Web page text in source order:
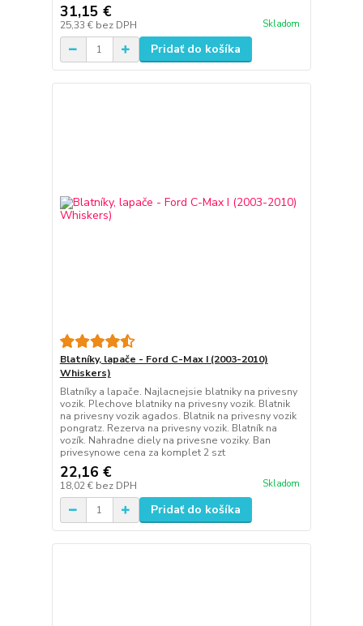
31,15 €
25,33 € bez DPH Skladom
Pridať do košíka
Blatníky, lapače - Ford C-Max I (2003-2010)
Whiskers)
Blatníky a lapače. Najlacnejsie blatniky na privesny
vozik. Plechove blatniky na privesny vozik. Blatnik
na privesny vozik agados. Blatnik na privesny vozik
pongratz. Rezerva na privesny vozik. Blatník na
vozík. Nahradne diely na privesne voziky. Ban
privesynowe cena za komplet 2 szt
22,16 €
18,02 € bez DPH Skladom
Pridať do košíka